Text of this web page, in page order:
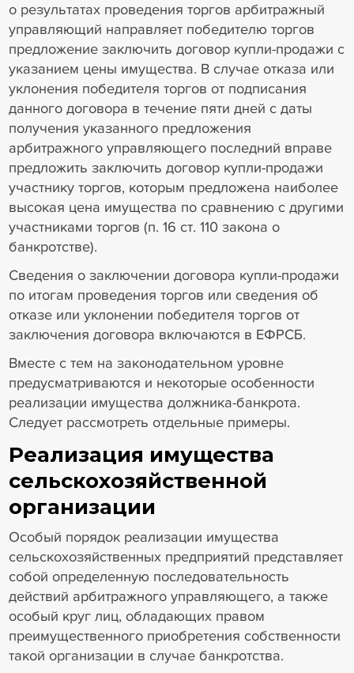
о результатах проведения торгов арбитражный
управляющий направляет победителю торгов
предложение заключить договор купли-продажи с
указанием цены имущества. В случае отказа или
уклонения победителя торгов от подписания
данного договора в течение пяти дней с даты
получения указанного предложения
арбитражного управляющего последний вправе
предложить заключить договор купли-продажи
участнику торгов, которым предложена наиболее
высокая цена имущества по сравнению с другими
участниками торгов (п. 16 ст. 110 закона о
банкротстве).
Сведения о заключении договора купли-продажи
по итогам проведения торгов или сведения об
отказе или уклонении победителя торгов от
заключения договора включаются в ЕФРСБ.
Вместе с тем на законодательном уровне
предусматриваются и некоторые особенности
реализации имущества должника-банкрота.
Следует рассмотреть отдельные примеры.
Реализация имущества
сельскохозяйственной
организации
Особый порядок реализации имущества
сельскохозяйственных предприятий представляет
собой определенную последовательность
действий арбитражного управляющего, а также
особый круг лиц, обладающих правом
преимущественного приобретения собственности
такой организации в случае банкротства.